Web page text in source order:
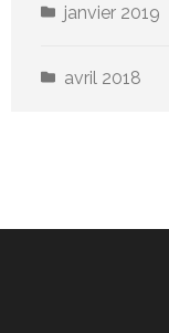
janvier 2019
avril 2018